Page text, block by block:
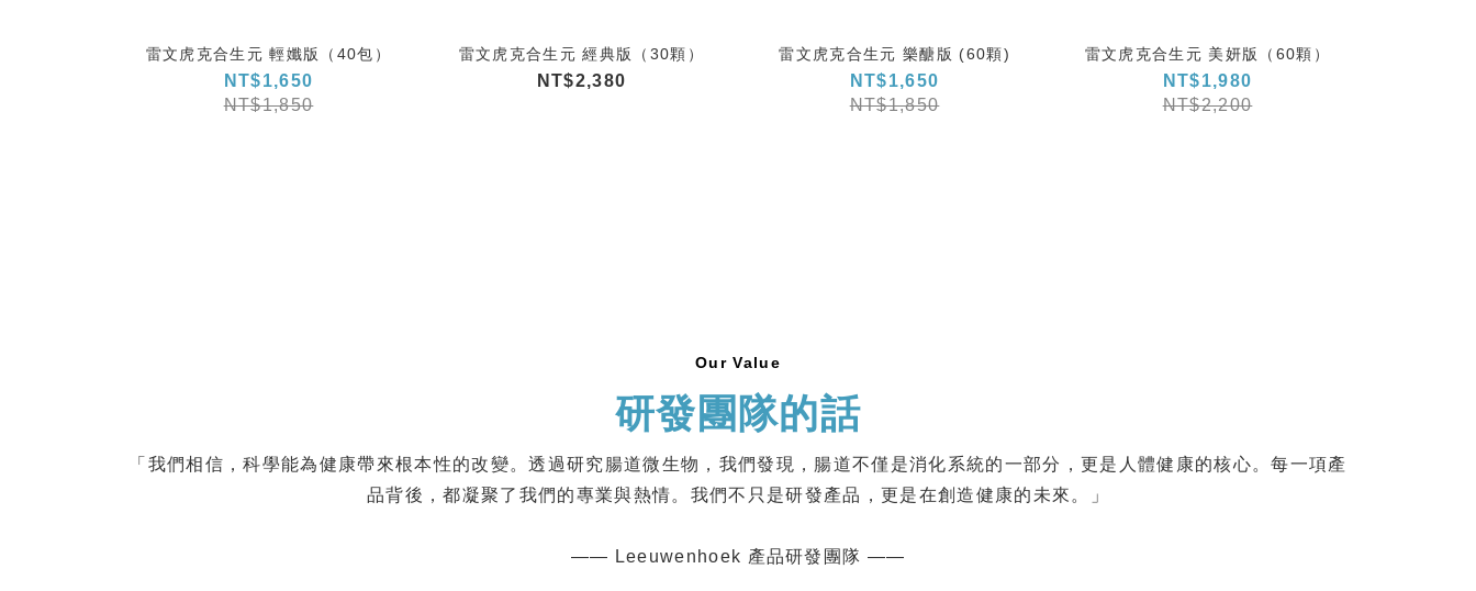
雷文虎克合生元 輕孅版（40包）
NT$1,650
NT$1,850
雷文虎克合生元 經典版（30顆）
NT$2,380
雷文虎克合生元 樂醣版 (60顆)
NT$1,650
NT$1,850
雷文虎克合生元 美妍版（60顆）
NT$1,980
NT$2,200
Our Value
研發團隊的話
「我們相信，科學能為健康帶來根本性的改變。透過研究腸道微生物，我們發現，腸道不僅是消化系統的一部分，更是人體健康的核心。每一項產
品背後，都凝聚了我們的專業與熱情。我們不只是研發產品，更是在創造健康的未來。」
—— Leeuwenhoek 產品研發團隊 ——